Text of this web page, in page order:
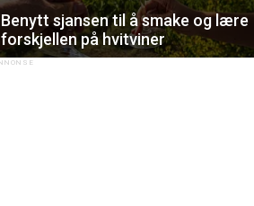
Benytt sjansen til å smake og lære
forskjellen på hvitviner